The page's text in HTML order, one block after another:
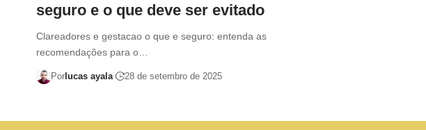
seguro e o que deve ser evitado
Clareadores e gestacao o que e seguro: entenda as
recomendações para o…
Porlucas ayala 28 de setembro de 2025